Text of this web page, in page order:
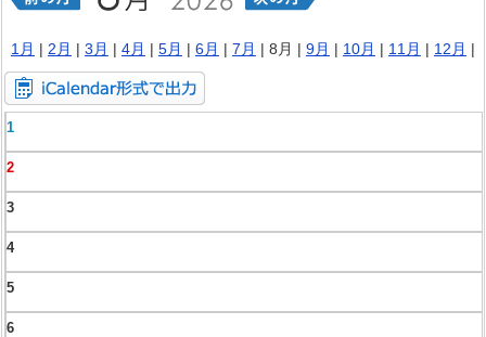
1月 | 2月 | 3月 | 4月 | 5月 | 6月 | 7月 | 8月 | 9月 | 10月 | 11月 | 12月 |
1
2
3
4
5
6